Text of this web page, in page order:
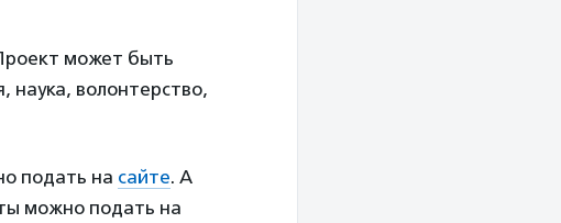
может быть
наука, волонтерство,
подать на сайте. А
можно подать на